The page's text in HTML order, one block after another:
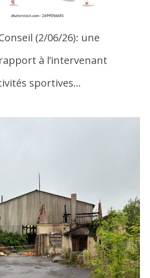
(2/06/26): une
à l’intervenant
sportives…